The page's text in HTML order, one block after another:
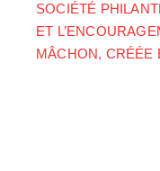
SOCIÉTÉ
ET
MÂCHON, CRÉÉE